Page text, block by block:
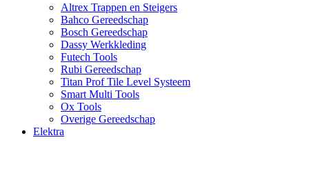
Altrex Trappen en Steigers
Bahco Gereedschap
Bosch Gereedschap
Dassy Werkkleding
Futech Tools
Rubi Gereedschap
Titan Prof Tile Level Systeem
Smart Multi Tools
Ox Tools
Overige Gereedschap
Elektra